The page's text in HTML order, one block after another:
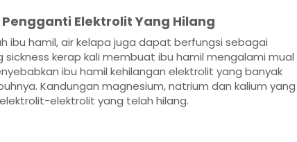
Elektrolit Yang Hilang
ibu hamil, air kelapa juga dapat berfungsi sebagai
kerap kali membuat ibu hamil mengalami mual
ibu hamil kehilangan elektrolit yang banyak
Kandungan magnesium, natrium dan kalium yang
elektrolit yang telah hilang.